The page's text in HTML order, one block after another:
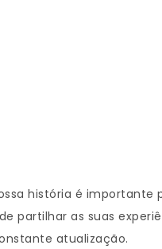
história é
partilhar as suas
atualização.